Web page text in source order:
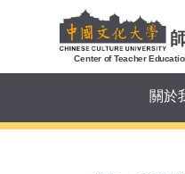
要
容
Center of Teacher
關於